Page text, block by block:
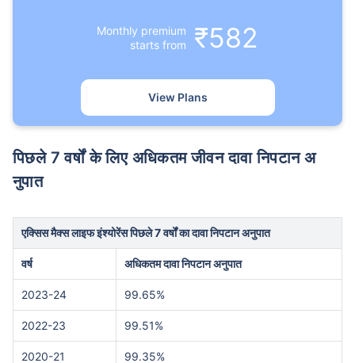
Monthly premium
starts from
₹582
View Plans
पिछले 7 वर्षों के लिए अधिकतम जीवन दावा निपटान अ
नुपात
एक्सिस मैक्स लाइफ इंश्योरेंस पिछले 7 वर्षों का दावा निपटान अनुपात
वर्ष अधिकतम दावा निपटान अनुपात
2023-24 99.65%
2022-23 99.51%
2020-21 99.35%